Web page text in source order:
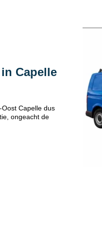
Capelle
Capelle dus
ongeacht de